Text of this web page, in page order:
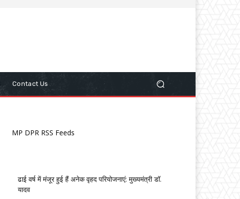
Contact Us
MP DPR RSS Feeds
ढाई वर्ष में मंजूर हुई हैं अनेक वृहद परियोजनाएं: मुख्यमंत्री डॉ.
यादव